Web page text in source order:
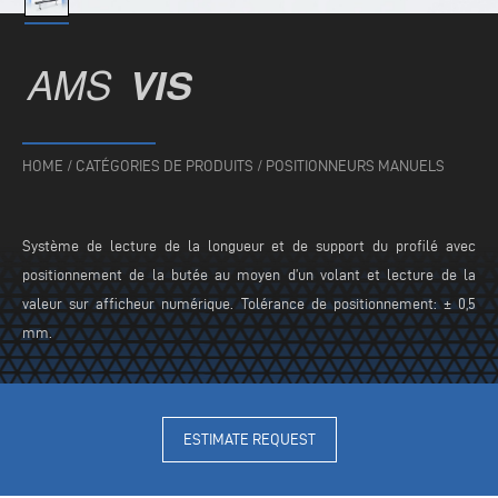
AMS VIS
HOME / CATÉGORIES DE PRODUITS / POSITIONNEURS MANUELS
Système de lecture de la longueur et de support du profilé avec
positionnement de la butée au moyen d’un volant et lecture de la
valeur sur afficheur numérique. Tolérance de positionnement: ± 0,5
mm.
ESTIMATE REQUEST